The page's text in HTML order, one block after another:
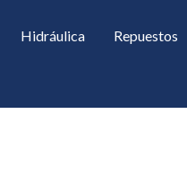
Hidráulica Repuestos